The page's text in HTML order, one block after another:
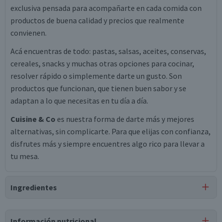
exclusiva pensada para acompañarte en cada comida con
productos de buena calidad y precios que realmente
convienen.
Acá encuentras de todo: pastas, salsas, aceites, conservas,
cereales, snacks y muchas otras opciones para cocinar,
resolver rápido o simplemente darte un gusto. Son
productos que funcionan, que tienen buen sabor y se
adaptan a lo que necesitas en tu día a día.
Cuisine & Co es nuestra forma de darte más y mejores
alternativas, sin complicarte. Para que elijas con confianza,
disfrutes más y siempre encuentres algo rico para llevar a
tu mesa.
Ingredientes